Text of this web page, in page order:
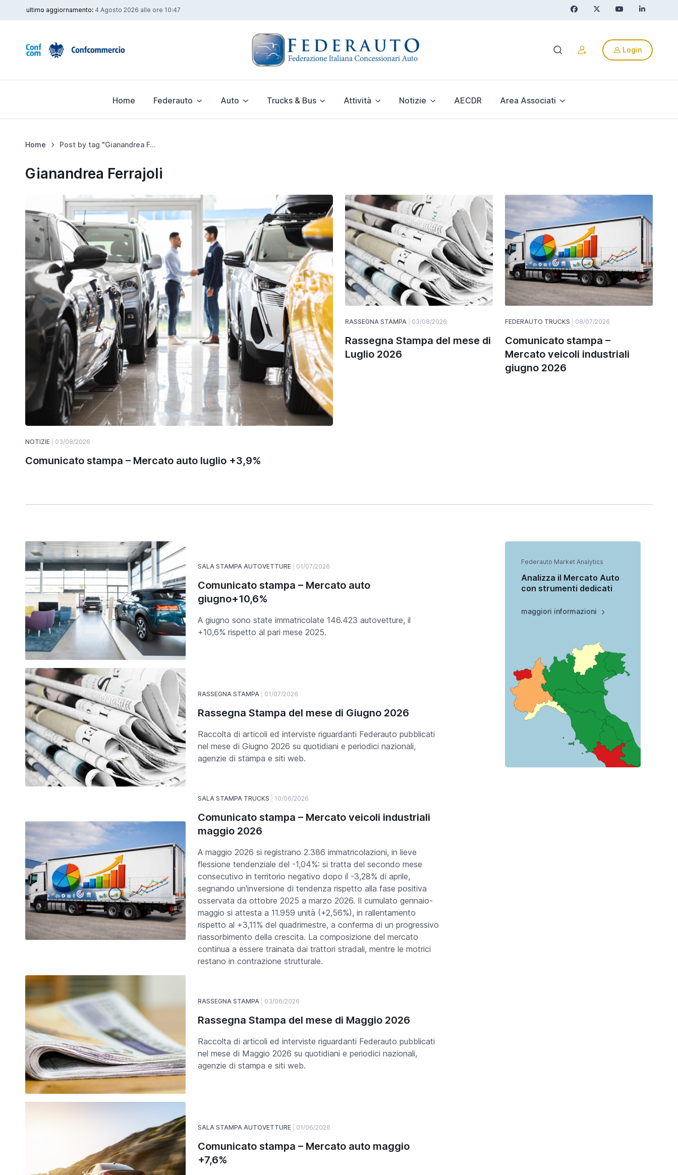
ultimo aggiornamento: 4 Agosto 2026 alle ore 10:47
Login
Home Federauto Auto Trucks & Bus Attività Notizie AECDR Area Associati
Home Post by tag "Gianandrea Ferrajoli"
Gianandrea Ferrajoli
NOTIZIE 03/08/2026
Comunicato stampa – Mercato auto luglio +3,9%
RASSEGNA STAMPA 03/08/2026
Rassegna Stampa del mese di
Luglio 2026
FEDERAUTO TRUCKS 08/07/2026
Comunicato stampa –
Mercato veicoli industriali
giugno 2026
SALA STAMPA AUTOVETTURE 01/07/2026
Comunicato stampa – Mercato auto
giugno+10,6%
A giugno sono state immatricolate 146.423 autovetture, il
+10,6% rispetto al pari mese 2025.
RASSEGNA STAMPA 01/07/2026
Rassegna Stampa del mese di Giugno 2026
Raccolta di articoli ed interviste riguardanti Federauto pubblicati
nel mese di Giugno 2026 su quotidiani e periodici nazionali,
agenzie di stampa e siti web.
SALA STAMPA TRUCKS 10/06/2026
Comunicato stampa – Mercato veicoli industriali
maggio 2026
A maggio 2026 si registrano 2.386 immatricolazioni, in lieve
flessione tendenziale del -1,04%: si tratta del secondo mese
consecutivo in territorio negativo dopo il -3,28% di aprile,
segnando un'inversione di tendenza rispetto alla fase positiva
osservata da ottobre 2025 a marzo 2026. Il cumulato gennaio-
maggio si attesta a 11.959 unità (+2,56%), in rallentamento
rispetto al +3,11% del quadrimestre, a conferma di un progressivo
riassorbimento della crescita. La composizione del mercato
continua a essere trainata dai trattori stradali, mentre le motrici
restano in contrazione strutturale.
RASSEGNA STAMPA 03/06/2026
Rassegna Stampa del mese di Maggio 2026
Raccolta di articoli ed interviste riguardanti Federauto pubblicati
nel mese di Maggio 2026 su quotidiani e periodici nazionali,
agenzie di stampa e siti web.
SALA STAMPA AUTOVETTURE 01/06/2026
Comunicato stampa – Mercato auto maggio
+7,6%
Federauto Market Analytics
Analizza il Mercato Auto
con strumenti dedicati
maggiori informazioni